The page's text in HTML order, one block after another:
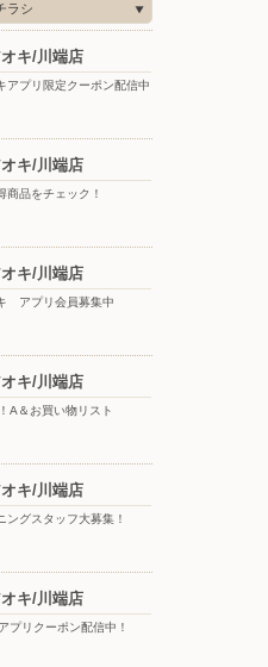
ラシ
キ/川端店
アプリ限定クーポン配信中
キ/川端店
商品をチェック！
キ/川端店
アプリ会員募集中
キ/川端店
A＆お買い物リスト
キ/川端店
ングスタッフ大募集！
キ/川端店
プリクーポン配信中！